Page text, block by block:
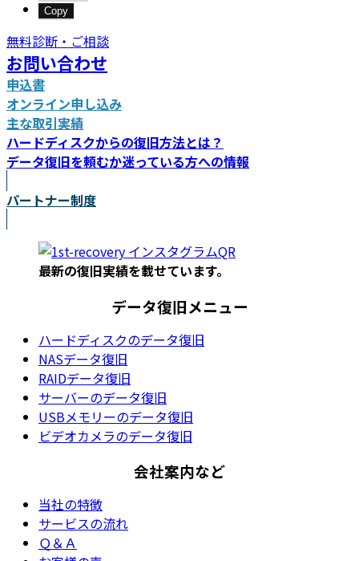
Copy
無料診断・ご相談
お問い合わせ
申込書
オンライン申し込み
主な取引実績
ハードディスクからの復旧方法とは？
データ復旧を頼むか迷っている方への情報
パートナー制度
最新の復旧実績を載せています。
データ復旧メニュー
ハードディスクのデータ復旧
NASデータ復旧
RAIDデータ復旧
サーバーのデータ復旧
USBメモリーのデータ復旧
ビデオカメラのデータ復旧
会社案内など
当社の特徴
サービスの流れ
Ｑ＆Ａ